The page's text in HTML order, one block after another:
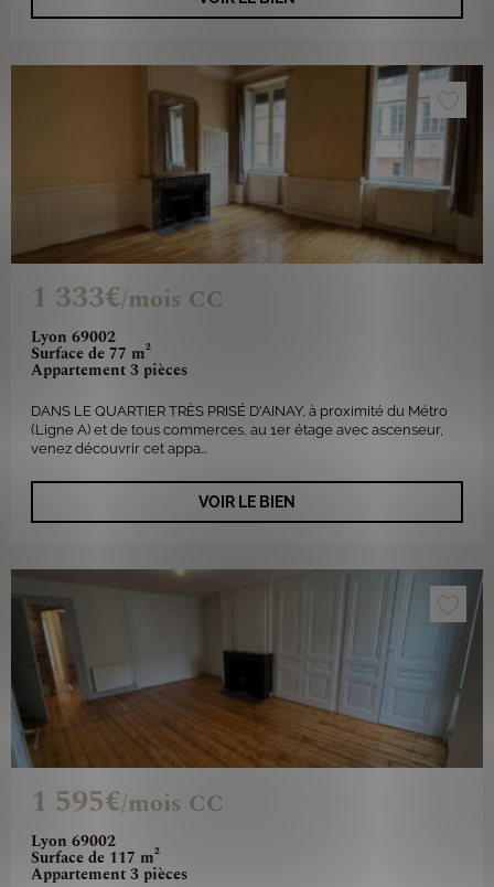
Lyon 69002
Surface de 77 m²
Appartement 3 pièces
1 333€/mois CC
DANS LE QUARTIER TRÈS PRISÉ D'AINAY, à proximité du Métro
(Ligne A) et de tous commerces, au 1er étage avec ascenseur,
venez découvrir cet appa...
VOIR LE BIEN
Lyon 69002
Surface de 117 m²
Appartement 3 pièces
1 595€/mois CC